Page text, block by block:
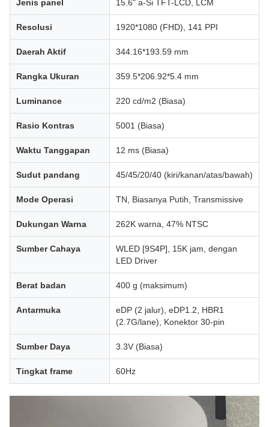
Jenis panel 15.6" a-Si TFT-LCD, LCM
Resolusi 1920*1080 (FHD), 141 PPI
Daerah Aktif 344.16*193.59 mm
Rangka Ukuran 359.5*206.92*5.4 mm
Luminance 220 cd/m2 (Biasa)
Rasio Kontras 5001 (Biasa)
Waktu Tanggapan 12 ms (Biasa)
Sudut pandang 45/45/20/40 (kiri/kanan/atas/bawah)
Mode Operasi TN, Biasanya Putih, Transmissive
Dukungan Warna 262K warna, 47% NTSC
Sumber Cahaya
WLED [9S4P], 15K jam, dengan
LED Driver
Berat badan 400 g (maksimum)
Antarmuka
eDP (2 jalur), eDP1.2, HBR1
(2.7G/lane), Konektor 30-pin
Sumber Daya 3.3V (Biasa)
Tingkat frame 60Hz